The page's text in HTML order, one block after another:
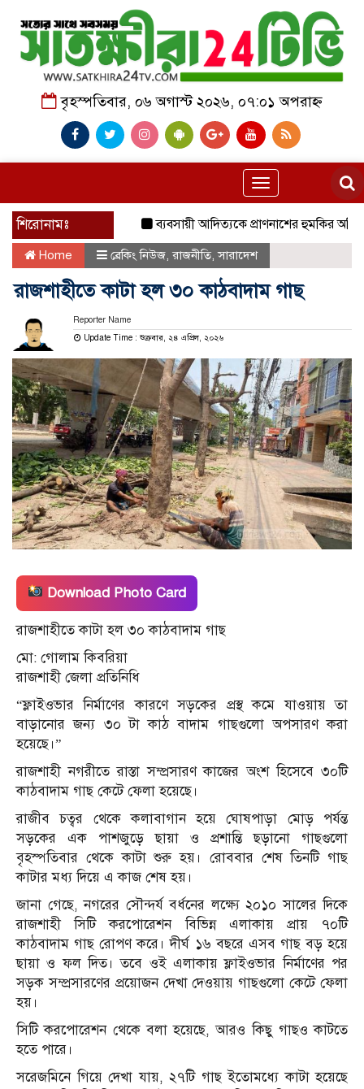
বৃহস্পতিবার, ০৬ অগাস্ট ২০২৬, ০৭:০১ অপরাহ্ন
Toggle
navigation
শিরোনামঃ
ব্যবসায়ী আদিত্যকে প্রাণনাশের হুমকির অভিযোগ,
Home ব্রেকিং নিউজ, রাজনীতি,সারাদেশ
রাজশাহীতে কাটা হল ৩০ কাঠবাদাম গাছ
Reporter Name
Update Time : শুক্রবার, ২৪ এপ্রিল, ২০২৬
Download Photo Card
রাজশাহীতে কাটা হল ৩০ কাঠবাদাম গাছ
মো: গোলাম কিবরিয়া
রাজশাহী জেলা প্রতিনিধি
“ফ্লাইওভার নির্মাণের কারণে সড়কের প্রস্থ কমে যাওয়ায় তা
বাড়ানোর জন্য ৩০ টা কাঠ বাদাম গাছগুলো অপসারণ করা
হয়েছে।”
রাজশাহী নগরীতে রাস্তা সম্প্রসারণ কাজের অংশ হিসেবে ৩০টি
কাঠবাদাম গাছ কেটে ফেলা হয়েছে।
রাজীব চত্বর থেকে কলাবাগান হয়ে ঘোষপাড়া মোড় পর্যন্ত
সড়কের এক পাশজুড়ে ছায়া ও প্রশান্তি ছড়ানো গাছগুলো
বৃহস্পতিবার থেকে কাটা শুরু হয়। রোববার শেষ তিনটি গাছ
কাটার মধ্য দিয়ে এ কাজ শেষ হয়।
জানা গেছে, নগরের সৌন্দর্য বর্ধনের লক্ষ্যে ২০১০ সালের দিকে
রাজশাহী সিটি করপোরেশন বিভিন্ন এলাকায় প্রায় ৭০টি
কাঠবাদাম গাছ রোপণ করে। দীর্ঘ ১৬ বছরে এসব গাছ বড় হয়ে
ছায়া ও ফল দিত। তবে ওই এলাকায় ফ্লাইওভার নির্মাণের পর
সড়ক সম্প্রসারণের প্রয়োজন দেখা দেওয়ায় গাছগুলো কেটে ফেলা
হয়।
সিটি করপোরেশন থেকে বলা হয়েছে, আরও কিছু গাছও কাটতে
হতে পারে।
সরেজমিনে গিয়ে দেখা যায়, ২৭টি গাছ ইতোমধ্যে কাটা হয়েছে